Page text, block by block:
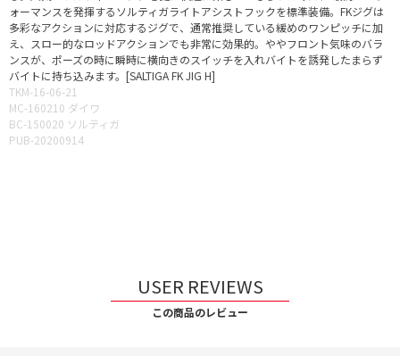
ォーマンスを発揮するソルティガライトアシストフックを標準装備。FKジグは
多彩なアクションに対応するジグで、通常推奨している緩めのワンピッチに加
え、スロー的なロッドアクションでも非常に効果的。ややフロント気味のバラ
ンスが、ポーズの時に瞬時に横向きのスイッチを入れバイトを誘発したまらず
バイトに持ち込みます。[SALTIGA FK JIG H]
TKM-16-06-21
MC-160210 ダイワ
BC-150020 ソルティガ
PUB-20200914
USER REVIEWS
この商品のレビュー